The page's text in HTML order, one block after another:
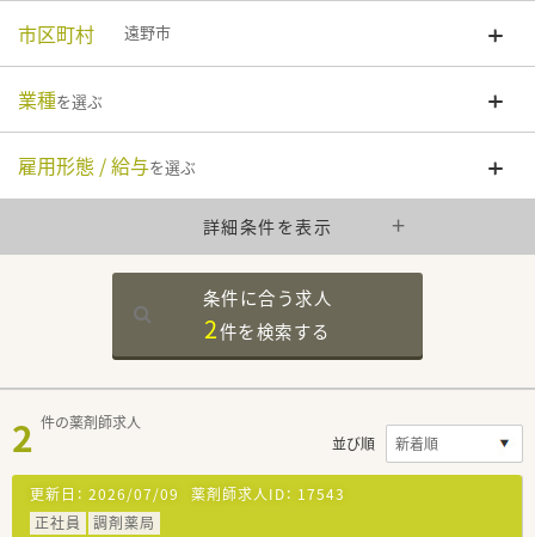
市区町村 遠野市
業種を選ぶ
雇用形態 / 給与を選ぶ
詳細条件を表示
条件に合う求人
2件を検索する
2 件の薬剤師求人
並び順
更新日： 2026/07/09 薬剤師求人ID： 17543
正社員
調剤薬局